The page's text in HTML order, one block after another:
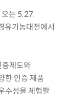
는 5.27.
유기농대전에서
증제도와
한 인증 제품
수성을 체험할